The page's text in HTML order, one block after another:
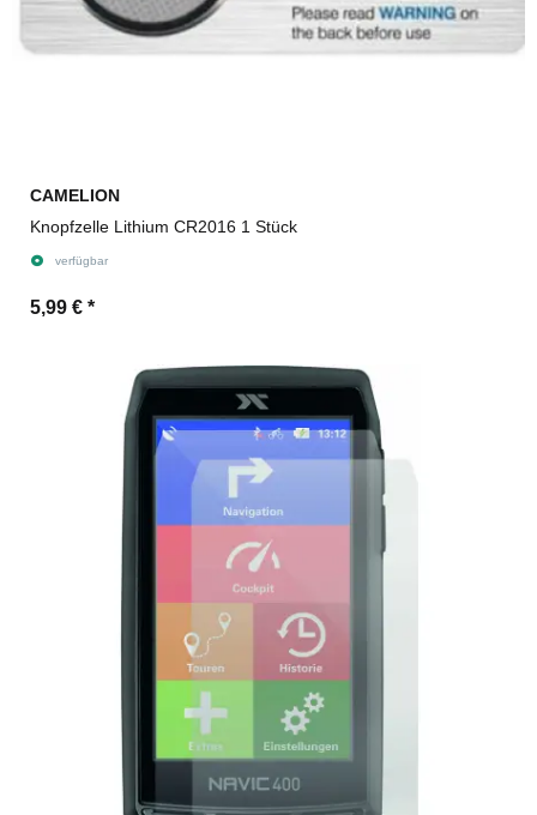
CAMELION
Knopfzelle Lithium CR2016 1 Stück
verfügbar
5,99 € *